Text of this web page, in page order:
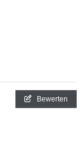
Bewerten